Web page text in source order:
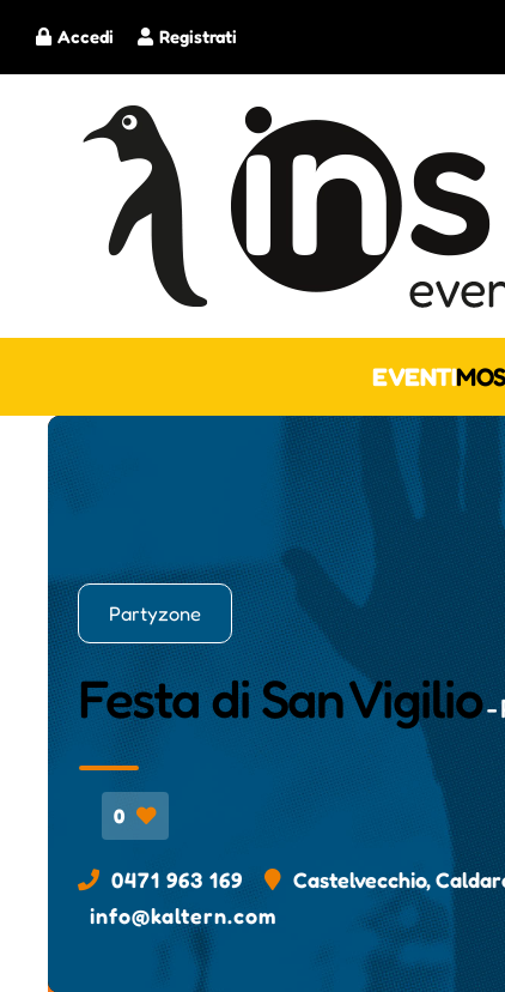
Registrati
Accedi
EVENTI
Partyzone
Festa di San Vigilio-
0
0471 963 169
Castelvecchio,
info@kaltern.com